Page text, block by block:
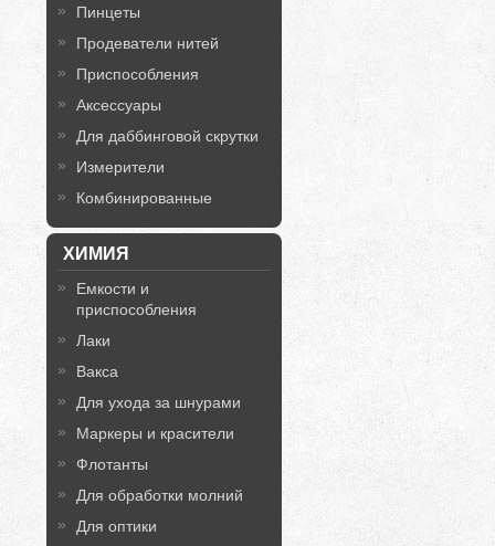
Пинцеты
Продеватели нитей
Приспособления
Аксессуары
Для даббинговой скрутки
Измерители
Комбинированные
ХИМИЯ
Емкости и
приспособления
Лаки
Вакса
Для ухода за шнурами
Маркеры и красители
Флотанты
Для обработки молний
Для оптики